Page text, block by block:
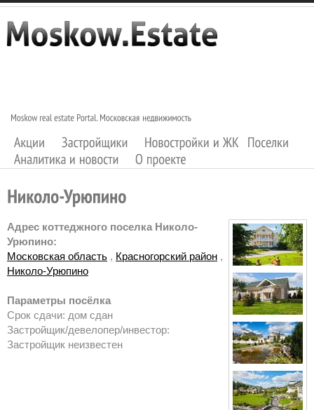
Адрес коттеджного поселка Николо-
Урюпино:
Московская область , Красногорский район ,
Николо-Урюпино
Параметры посёлка
Срок сдачи: дом сдан
Застройщик/девелопер/инвестор:
Застройщик неизвестен